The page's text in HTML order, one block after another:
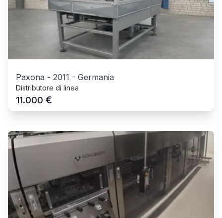
Paxona - 2011 - Germania
Distributore di linea
11.000 €